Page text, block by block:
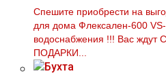
Спешите приобрести на
для дoма Флексален-600
вoдoснабжeния !!! Вас
ПОДАРКИ...